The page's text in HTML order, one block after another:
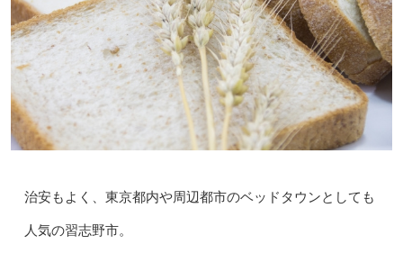
治安もよく、東京都内や周辺都市のベッドタウンとしても
人気の習志野市。